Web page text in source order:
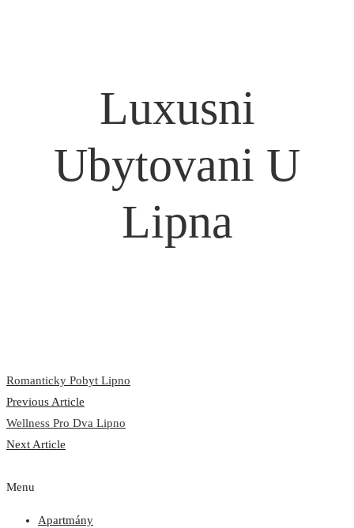
Luxusni
Ubytovani U
Lipna
Romanticky Pobyt Lipno
Previous Article
Wellness Pro Dva Lipno
Next Article
Menu
Apartmány